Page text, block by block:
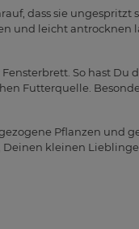
dass sie
und leicht antrocknen
So hast Du
Futterquelle.
Pflanzen und
kleinen